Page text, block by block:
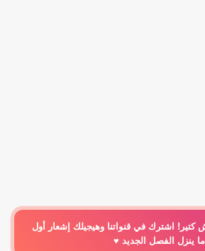
اشترك في قنواتنا وهيجيلك إشعار أول
ينزل الفصل الجديد ♥️